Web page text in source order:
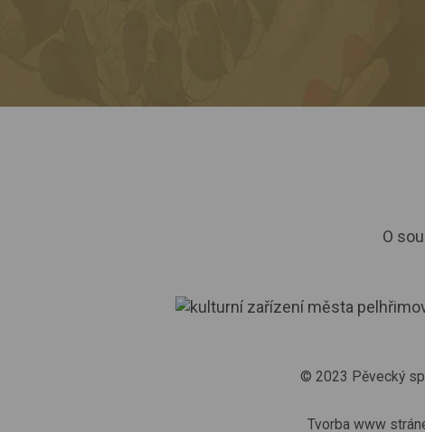
O
© 2023 Pěvecký
Tvorba www